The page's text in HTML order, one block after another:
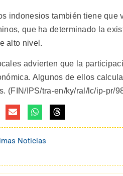
indonesios también tiene
que ha determinado la
alto nivel.
advierten que la
Algunos de ellos
(FIN/IPS/tra-en/ky/ral/lc/ip-pr/
Noticias